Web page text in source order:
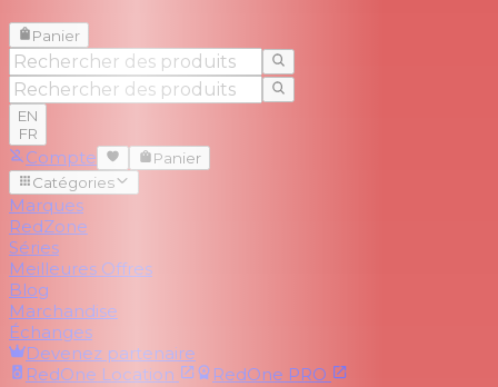
Panier
EN
FR
Compte
Panier
Catégories
Marques
RedZone
Séries
Meilleures Offres
Blog
Marchandise
Échanges
Devenez partenaire
RedOne Location RedOne PRO